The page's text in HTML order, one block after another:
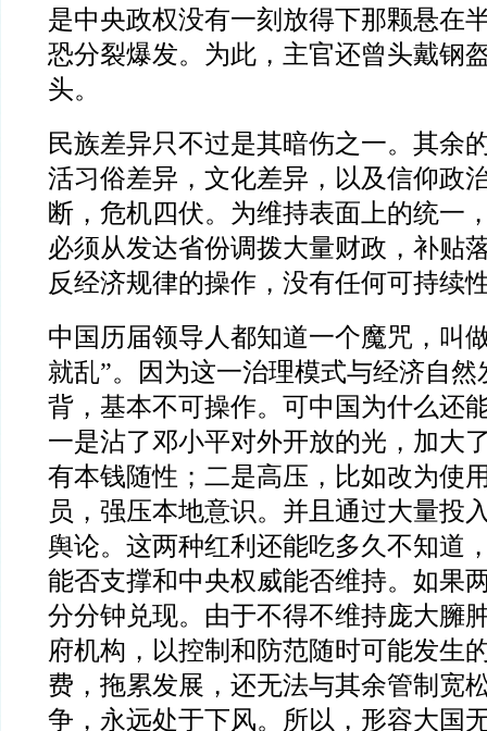
是中央政权没有一刻放得下那颗悬在
恐分裂爆发。为此，主官还曾头戴钢
头。
民族差异只不过是其暗伤之一。其余
活习俗差异，文化差异，以及信仰政
断，危机四伏。为维持表面上的统一
必须从发达省份调拨大量财政，补贴
反经济规律的操作，没有任何可持续
中国历届领导人都知道一个魔咒，叫
就乱”。因为这一治理模式与经济自
背，基本不可操作。可中国为什么还
一是沾了邓小平对外开放的光，加大
有本钱随性；二是高压，比如改为使
员，强压本地意识。并且通过大量投
舆论。这两种红利还能吃多久不知道
能否支撑和中央权威能否维持。如果
分分钟兑现。由于不得不维持庞大臃
府机构，以控制和防范随时可能发生
费，拖累发展，还无法与其余管制宽
争，永远处于下风。所以，形容大国